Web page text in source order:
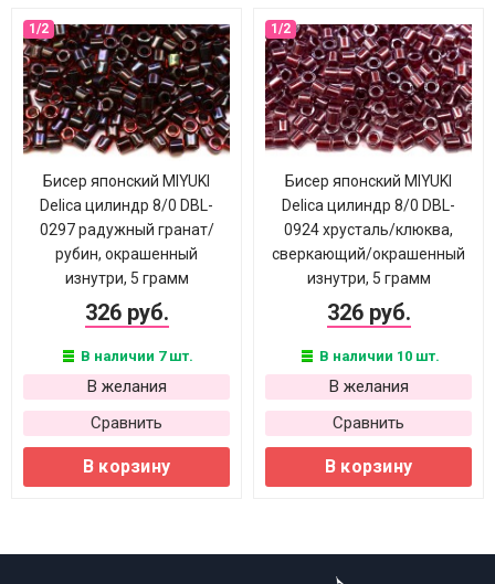
Бисер японский MIYUKI
Delica цилиндр 8/0 DBL-
0297 радужный гранат/
рубин, окрашенный
изнутри, 5 грамм
326 руб.
В наличии 7 шт.
В желания
Сравнить
В корзину
Бисер японский MIYUKI
Delica цилиндр 8/0 DBL-
0924 хрусталь/клюква,
сверкающий/окрашенный
изнутри, 5 грамм
326 руб.
В наличии 10 шт.
В желания
Сравнить
В корзину